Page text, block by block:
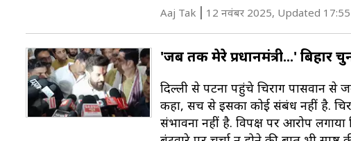
Aaj Tak 12 नवंबर 2025, Updated
'जब तक मेरे प्रधानमंत्री...' बिहार
दिल्ली से पटना पहुंचे चिराग पासवान से
कहा, सच से इसका कोई संबंध नहीं है.
संभावना नहीं है. विपक्ष पर आरोप